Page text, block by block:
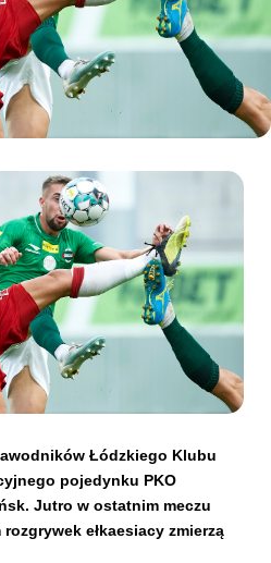
KUP BILET
Łódzkiego Klubu
pojedynku PKO
Jutro w ostatnim meczu
ełkaesiacy zmierzą